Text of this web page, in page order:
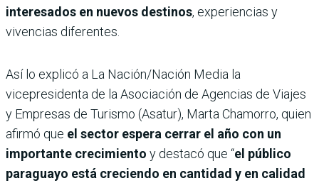
interesados en nuevos destinos, experiencias y
vivencias diferentes.
Así lo explicó a La Nación/Nación Media la
vicepresidenta de la Asociación de Agencias de Viajes
y Empresas de Turismo (Asatur), Marta Chamorro, quien
afirmó que el sector espera cerrar el año con un
importante crecimiento y destacó que “el público
paraguayo está creciendo en cantidad y en calidad